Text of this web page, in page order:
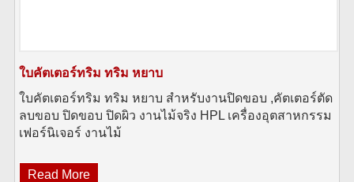
ใบคัตเตอร์ทริม ทริม หยาบ
ใบคัตเตอร์ทริม ทริม หยาบ สำหรับงานปิดขอบ ,คัตเตอร์ตัด
ลบขอบ ปิดขอบ ปิดผิว งานไม้จริง HPL เครื่องอุตสาหกรรม
เฟอร์นิเจอร์ งานไม้
Read More